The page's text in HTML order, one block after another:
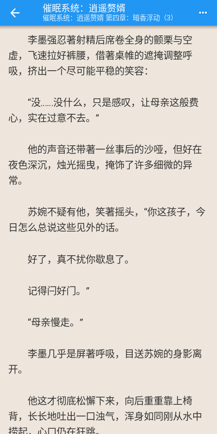
催眠系统：逍遥赘婿
催眠系统：逍遥赘婿 第四章：暗香浮动（3） more_horiz
李墨强忍著射精后席卷全身的颤栗与空
虚，飞速拉好裤腰，借著桌帷的遮掩调整呼
吸，挤出一个尽可能平稳的笑容：
“没……没什么，只是感叹，让母亲这般费
心，实在过意不去。”
他的声音还带著一丝事后的沙哑，但好在
夜色深沉，烛光摇曳，掩饰了许多细微的异
常。
苏婉不疑有他，笑著摇头，“你这孩子，今
日怎么总说这些见外的话。
好了，真不扰你歇息了。
记得闩好门。”
“母亲慢走。”
李墨几乎是屏著呼吸，目送苏婉的身影离
开。
他这才彻底松懈下来，向后重重靠上椅
背，长长地吐出一口浊气，浑身如同刚从水中